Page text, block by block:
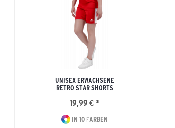
UNISEX ERWACHSENE
RETRO STAR SHORTS
19,99 € *
IN 10 FARBEN